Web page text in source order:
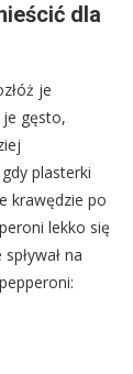
dla
je
je gęsto,
plasterki
krawędzie po
lekko się
na